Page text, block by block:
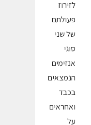
לזירוז
פעולתם
של שני
סוגי
אנזימים
הנמצאים
בכבד
ואחראים
על